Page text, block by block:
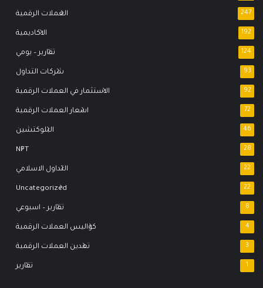
العملات الرقمية 247
الاكاديمية 192
تقارير – يومي 124
شركات التداول 93
الاستثمار في العملات الرقمية 92
اسعار العملات الرقمية 72
البلوكتشين 46
NFT 28
التداول الاسلامي 22
Uncategorized 22
تقارير – اسبوعي 8
كواليس العملات الرقمية 4
تعدين العملات الرقمية 3
تقارير 1